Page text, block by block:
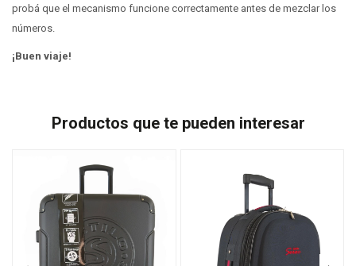
probá que el mecanismo funcione correctamente antes de mezclar los
números.
¡Buen viaje!
Productos que te pueden interesar